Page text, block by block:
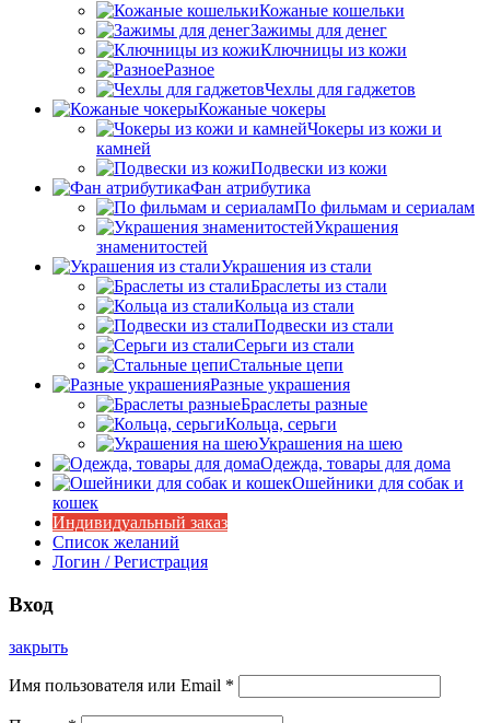
Кожаные кошельки
Зажимы для денег
Ключницы из кожи
Разное
Чехлы для гаджетов
Кожаные чокеры
Чокеры из кожи и
камней
Подвески из кожи
Фан атрибутика
По фильмам и сериалам
Украшения
знаменитостей
Украшения из стали
Браслеты из стали
Кольца из стали
Подвески из стали
Серьги из стали
Стальные цепи
Разные украшения
Браслеты разные
Кольца, серьги
Украшения на шею
Одежда, товары для дома
Ошейники для собак и
кошек
Индивидуальный заказ
Список желаний
Логин / Регистрация
Вход
закрыть
Имя пользователя или Email *